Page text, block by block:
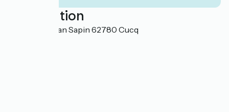
Localisation
1397 Place Jean Sapin 62780 Cucq